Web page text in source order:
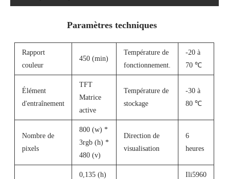
Paramètres techniques
Rapport
couleur
450 (min)
Température de
fonctionnement.
-20 à
70 ℃
Élément
d'entraînement
TFT
Matrice
active
Température de
stockage
-30 à
80 ℃
Nombre de
pixels
800 (w) *
3rgb (h) *
480 (v)
Direction de
visualisation
6
heures
0,135 (h)
Ili5960